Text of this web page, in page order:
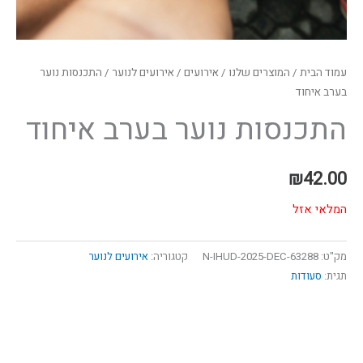
עמוד הבית / המוצרים שלנו /אירועים /אירועים לנוער / התכנסות נוער
בערב איחוד
התכנסות נוער בערב איחוד
₪42.00
המלאי אזל
מק"ט: 63288-N-IHUD-2025-DEC קטגוריה: אירועים לנוער
תגית: סעודות